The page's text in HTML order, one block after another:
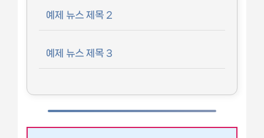
예제 뉴스 제목 2
예제 뉴스 제목 3